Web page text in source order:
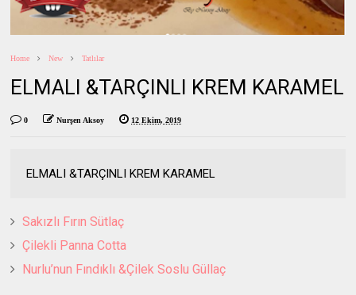
Home New Tatlılar
ELMALI &TARÇINLI KREM KARAMEL
0 Nurşen Aksoy 12 Ekim, 2019
ELMALI &TARÇINLI KREM KARAMEL
Sakızlı Fırın Sütlaç
Çilekli Panna Cotta
Nurlu’nun Fındıklı &Çilek Soslu Güllaç